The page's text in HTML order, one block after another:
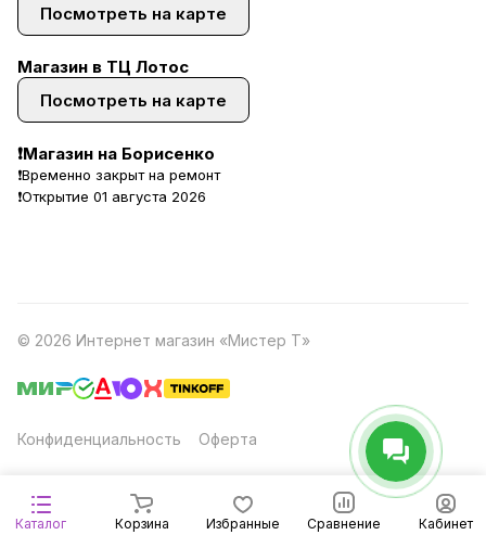
Каталог Корзина Избранные Сравнение Кабинет
Посмотреть на карте
Магазин в ТЦ Лотос
Посмотреть на карте
❗Магазин на Борисенко
❗Временно закрыт на ремонт
❗Открытие 01 августа 2026
© 2026 Интернет магазин «Мистер Т»
Конфиденциальность Оферта